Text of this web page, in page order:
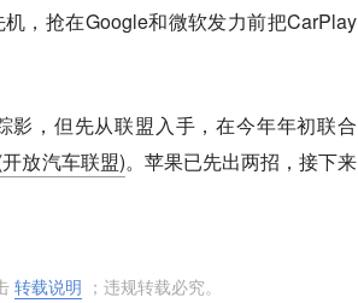
，抢在Google和微软发力前把CarPlay
影，但先从联盟入手，在今年年初联合
放汽车联盟)。苹果已先出两招，接下来
转载说明 ；违规转载必究。